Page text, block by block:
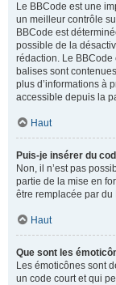
Le BBCode est une
un meilleur contrôle
BBCode est
possible de la
rédaction. Le BBCode
balises sont
plus d’informations à
accessible depuis la
Haut
Puis-je insérer du
Non, il n’est pas
partie de la mise en
être remplacée par du
Haut
Que sont les
Les émoticônes sont
un code court et qui